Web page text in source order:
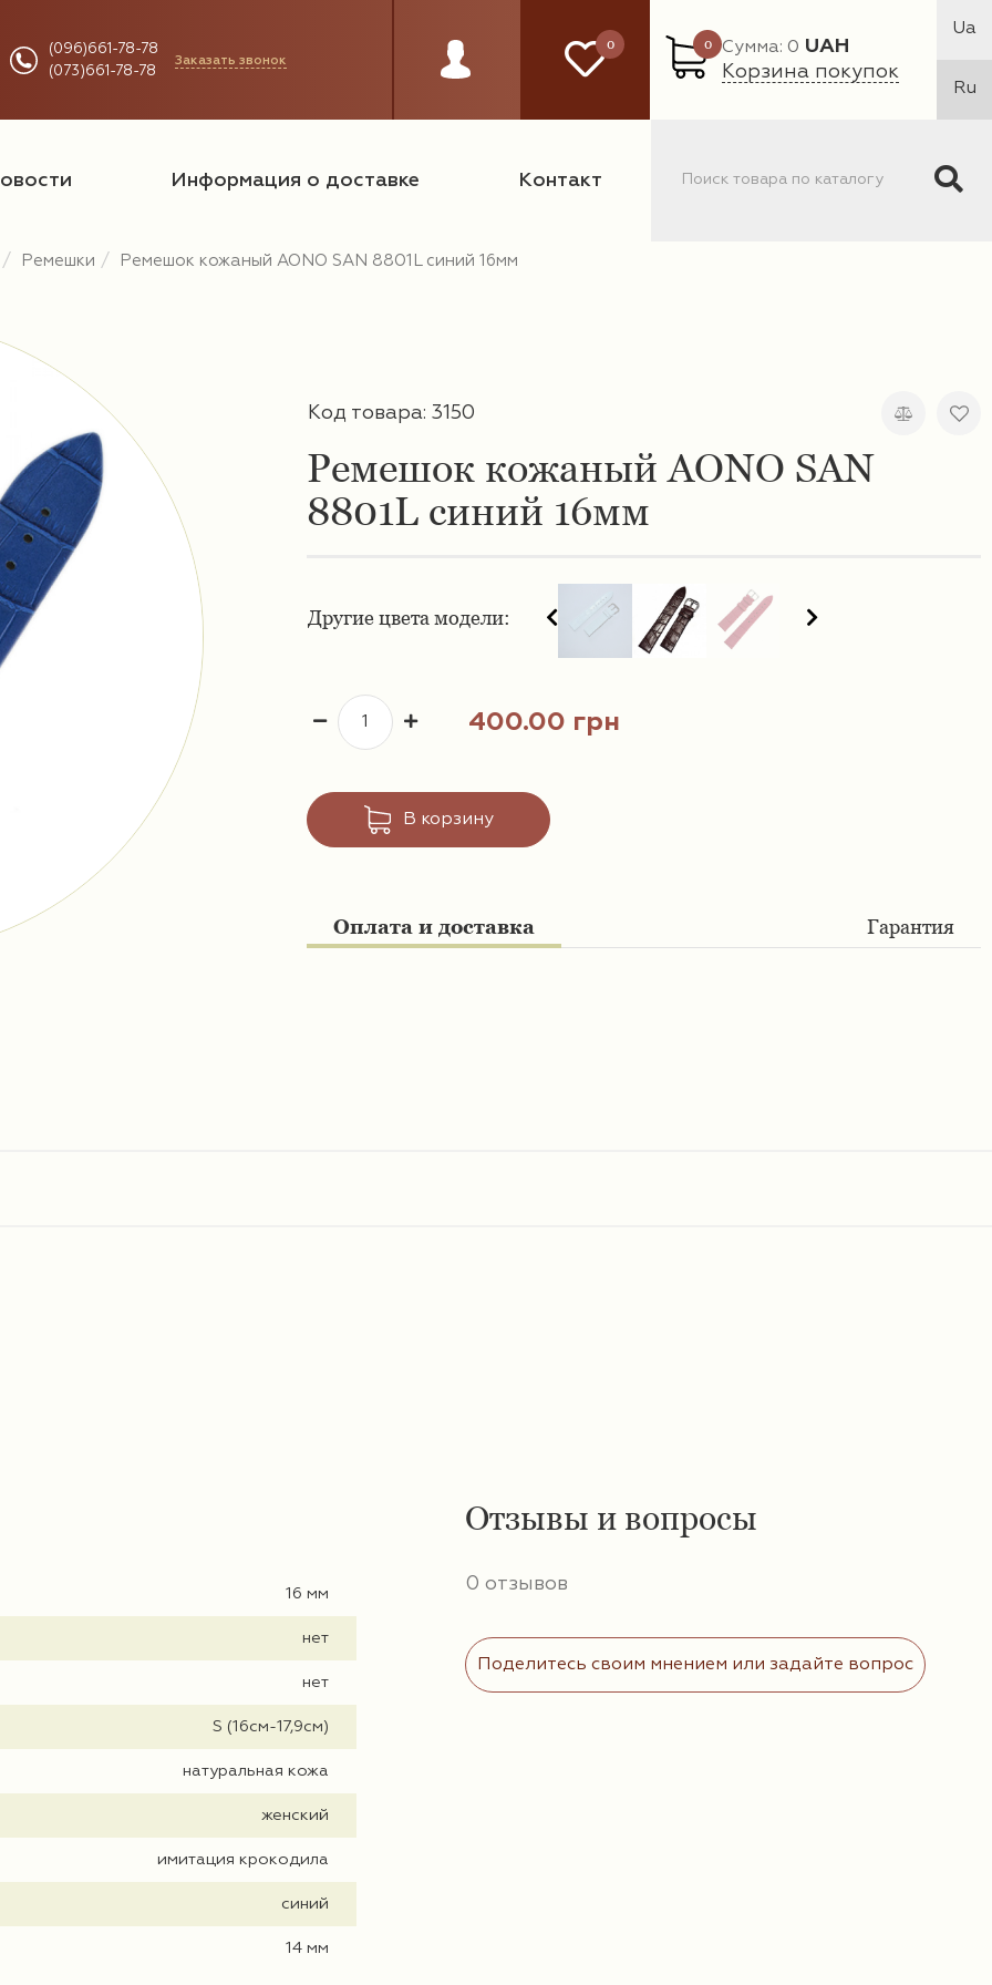
(096)661-78-78
(073)661-78-78
Заказать звонок
0 0 Сумма: 0 UAH
Корзина покупок
Ua
Ru
Информация о доставке Контакт
Ремешки Ремешок кожаный AONO SAN 8801L синий 16мм
Код товара: 3150
Ремешок кожаный AONO SAN
8801L синий 16мм
Другие цвета модели:
400.00 грн
В корзину
Оплата и доставка Гарантия
16 мм
нет
нет
S (16см-17,9см)
натуральная кожа
женский
имитация крокодила
синий
14 мм
Отзывы и вопросы
0 отзывов
Поделитесь своим мнением или задайте вопрос